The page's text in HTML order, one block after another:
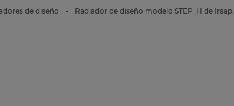
de diseño Radiador de diseño modelo STEP_H de Irsap.